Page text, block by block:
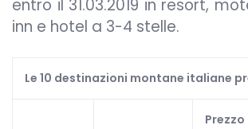
entro il 31.03.2019 in resort,
inn e hotel a 3-4 stelle.
Le 10 destinazioni montane italiane
Prezzo